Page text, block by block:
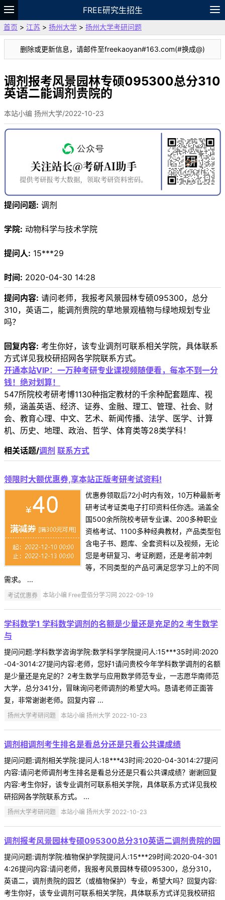
FREE研究生招生
题库
故事 专题 APP 笔记
VIP
资料
首页 > 江苏 > 扬州大学 > 扬州大学考研问题
删除或更新信息，请邮件至freekaoyan#163.com(#换成@)
调剂报考风景园林专硕095300总分310
英语二能调剂贵院的
本站小编 扬州大学/2022-10-23
提问问题: 调剂
学院: 动物科学与技术学院
提问人: 15***29
时间: 2020-04-30 14:28
提问内容: 请问老师，我报考风景园林专硕095300，总分
310，英语二，能调剂贵院的草地景观植物与绿地规划专业
吗？
回复内容: 考生你好，该专业调剂可联系相关学院，具体联系
方式详见我校研招网各学院联系方式。
开通本站VIP：一万种考研专业课视频随便看，每本不到一分
钱！绝对划算！
547所院校考研考博1130种指定教材的千余种配套题库、视
频，涵盖英语、经济、证券、金融、理工、管理、社会、财
会、教育心理、中文、艺术、新闻传播、法学、医学、计算
机、历史、地理、政治、哲学、体育类等28类学科！
相关话题/调剂 联系方式
领限时大额优惠券,享本站正版考研考试资料!
优惠券领取后72小时内有效，10万种最新考
研考试考证类电子打印资料任你选。涵盖全
国500余所院校考研专业课、200多种职业
资格考试、1100多种经典教材，产品类型包
含电子书、题库、全套资料以及视频，无论
您是考研复习、考证刷题，还是考前冲刺
等，不同类型的产品可满足您学习上的不同
需求。 ...
考试优惠券 本站小编 Free壹佰分学习网 2022-09-19
学科数学1 学科数学调剂的名额是少量还是充足的2 考生数学
与
提问问题:学科数学咨询学院:数学科学学院提问人:15***35时间:2020
-04-3014:27提问内容:老师，您好1请问贵校今年学科数学调剂的名额
是少量还是充足的？2考生数学与应用数学师范专业，一志愿华南师范
大学，总分341分，冒昧询问老师调剂的希望大吗。恳请老师正面答
复，非常谢谢老师。回复内容 ...
扬州大学考研问题 本站小编 扬州大学 2022-10-23
调剂相调剂考生排名是看总分还是只看公共课成绩
提问问题:调剂相关学院:提问人:18***43时间:2020-04-3014:27提问
内容:请问老师调剂考生排名是看总分还是只看公共课成绩？谢谢回复
内容:考生你好，该专业调剂可联系相关学院，具体联系方式详见我校
研招网各学院联系方式。 ...
扬州大学考研问题 本站小编 扬州大学 2022-10-23
调剂报考风景园林专硕095300总分310英语二调剂贵院的园
提问问题:调剂学院:植物保护学院提问人:15***29时间:2020-04-301
4:26提问内容:请问老师，我报考风景园林专硕095300，总分310，
英语二，调剂贵院的园艺（或植物保护）专业，希望大吗？回复内容:
考生你好，该专业调剂可联系相关学院，具体联系方式详见我校研招